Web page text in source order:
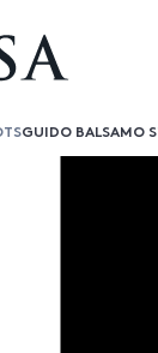
GUIDO BALSAMO